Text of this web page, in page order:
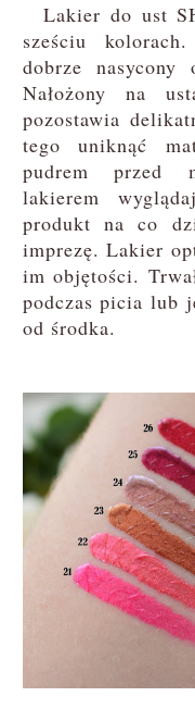
Lakier do ust
sześciu
dobrze nasycony
Nałożony na
pozostawia
tego uniknąć
pudrem przed
lakierem
produkt na co
imprezę. Lakier
im objętości.
podczas picia lub
od środka.